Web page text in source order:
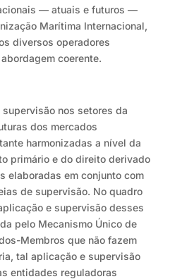
— atuais e futuros —
Marítima Internacional,
diversos operadores
coerente.
nos setores da
dos mercados
harmonizadas a nível da
primário e do direito derivado
elaboradas em conjunto com
de supervisão. No quadro
e supervisão desses
pelo Mecanismo Único de
Membros que não fazem
tal aplicação e supervisão
entidades reguladoras